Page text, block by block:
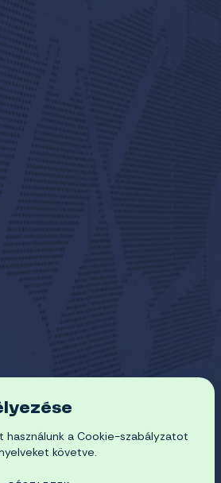
használunk a Cookie-szabályzatot
követve.